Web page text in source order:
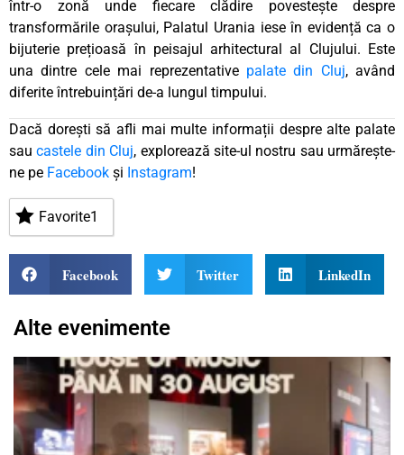
într-o zonă unde fiecare clădire povestește despre
transformările orașului, Palatul Urania iese în evidență ca o
bijuterie prețioasă în peisajul arhitectural al Clujului. Este
una dintre cele mai reprezentative palate din Cluj, având
diferite întrebuințări de-a lungul timpului.
Dacă dorești să afli mai multe informații despre alte palate
saucastele din Cluj, explorează site-ul nostru sau urmărește-
ne pe Facebook și Instagram!
Favorite1
Facebook Twitter LinkedIn
Alte evenimente